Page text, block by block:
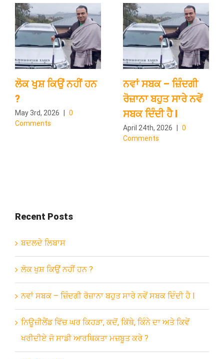
ਲੋਕ ਖੁਸ਼ ਕਿਉਂ ਨਹੀਂ ਹਨ
?
May 3rd, 2026
0
Comments
ਨਵਾਂ ਸਬਕ – ਜ਼ਿੰਦਗੀ
ਰੋਜ਼ਾਨਾ ਬਹੁਤ ਸਾਰੇ ਨਵੇਂ
ਸਬਕ ਦਿੰਦੀ ਹੈ l
April 24th, 2026
0
Comments
Recent Posts
ਬਦਲਦੇ ਲਿਬਾਸ
ਲੋਕ ਖੁਸ਼ ਕਿਉਂ ਨਹੀਂ ਹਨ ?
ਨਵਾਂ ਸਬਕ – ਜ਼ਿੰਦਗੀ ਰੋਜ਼ਾਨਾ ਬਹੁਤ ਸਾਰੇ ਨਵੇਂ ਸਬਕ ਦਿੰਦੀ ਹੈ l
ਨਿਊਜ਼ੀਲੈਂਡ ਵਿੱਚ ਘਰ ਕਿਹੜਾ, ਕਦੋਂ, ਕਿੱਥੇ, ਕਿੰਨੇ ਦਾ ਅਤੇ ਕਿਵੇਂ
ਖਰੀਦੀਏ ਜੋ ਸਾਡੀ ਆਰਥਿਕਤਾ ਮਜ਼ਬੂਤ ਕਰੇ ?